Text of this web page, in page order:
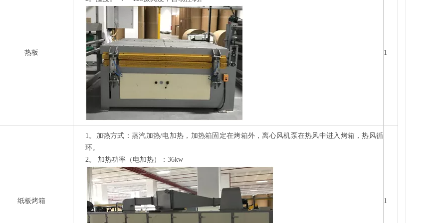
热板 1
纸板烤箱
1。 加热方式：蒸汽加热/电加热，加热箱固定在烤箱外，离心风机泵在热风中进入烤箱，热风循
环。
2。
加热功率（电加热）：36kw
1